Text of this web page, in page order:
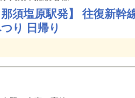
須塩原駅発】 往復新幹
り 日帰り